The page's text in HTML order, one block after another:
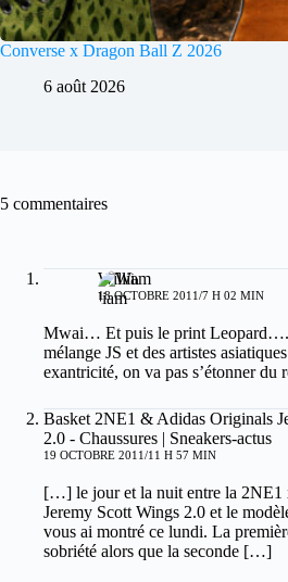
Converse x Dragon Ball Z 2026
6 août 2026
5 commentaires
William
18 OCTOBRE 2011/7 H 02 MIN
Mwai… Et puis le print
mélange JS et des artistes
exantricité, on va pas s’étonner du
Basket 2NE1 & Adidas Originals
2.0 - Chaussures | Sneakers-actus
19 OCTOBRE 2011/11 H 57 MIN
[…] le jour et la nuit entre la 2NE1
Jeremy Scott Wings 2.0 et le
vous ai montré ce lundi. La
sobriété alors que la seconde […]